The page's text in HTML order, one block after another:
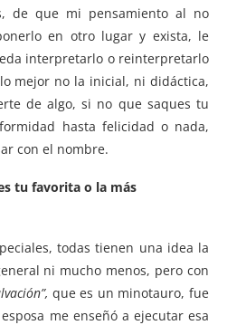
de que mi pensamiento al no
en otro lugar y exista, le
interpretarlo o reinterpretarlo
mejor no la inicial, ni didáctica,
de algo, si no que saques tu
hasta felicidad o nada,
con el nombre.
tu favorita o la más
todas tienen una idea la
ni mucho menos, pero con
que es un minotauro, fue
me enseñó a ejecutar esa